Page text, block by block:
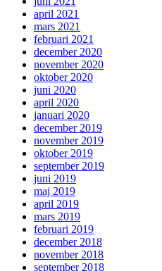
april 2021
mars 2021
februari 2021
december 2020
november 2020
oktober 2020
juni 2020
april 2020
januari 2020
december 2019
november 2019
oktober 2019
september 2019
juni 2019
maj 2019
april 2019
mars 2019
februari 2019
december 2018
november 2018
september 2018